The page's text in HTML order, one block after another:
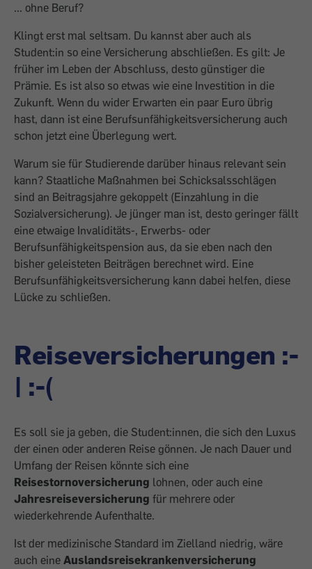
... ohne Beruf?
Klingt erst mal seltsam. Du kannst aber auch als
Student:in so eine Versicherung abschließen. Es gilt: Je
früher im Leben der Abschluss, desto günstiger die
Prämie. Es ist also so etwas wie eine Investition in die
Zukunft. Wenn du wider Erwarten ein paar Euro übrig
hast, dann ist eine Berufsunfähigkeitsversicherung auch
schon jetzt eine Überlegung wert.
Warum sie für Studierende darüber hinaus relevant sein
kann? Staatliche Maßnahmen bei Schicksalsschlägen
sind an Beitragsjahre gekoppelt (Einzahlung in die
Sozialversicherung). Je jünger man ist, desto geringer fällt
eine etwaige Invaliditäts-, ­Erwerbs- oder
Berufsunfähigkeitspension aus, da sie eben nach den
bisher geleisteten Beiträgen berechnet wird. Eine
Berufsunfähigkeitsversicherung kann dabei helfen, diese
Lücke zu schließen.
Reiseversicherungen :-
| :-(
Es soll sie ja geben, die Student:innen, die sich den Luxus
der einen oder anderen Reise gönnen. Je nach Dauer und
Umfang der Reisen könnte sich eine
Reisestornoversicherung lohnen, oder auch eine
Jahresreiseversicherung für mehrere oder
wiederkehrende Aufenthalte.
Ist der medizinische Standard im Zielland niedrig, wäre
auch eine Auslandsreisekrankenversicherung